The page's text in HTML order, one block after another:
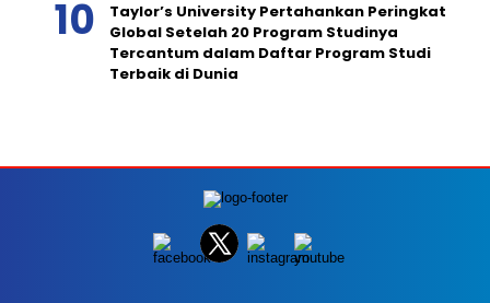
Taylor’s University Pertahankan Peringkat
Global Setelah 20 Program Studinya
Tercantum dalam Daftar Program Studi
Terbaik di Dunia